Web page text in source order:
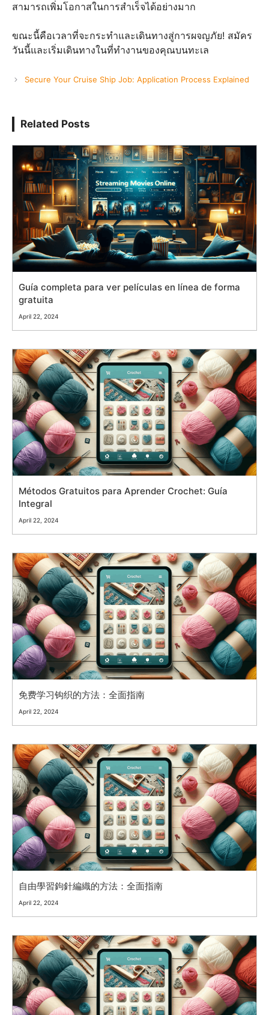
สามารถเพิ่มโอกาสในการสำเร็จได้อย่างมาก
ขณะนี้คือเวลาที่จะกระทำและเดินทางสู่การผจญภัย! สมัคร
วันนี้และเริ่มเดินทางในที่ทำงานของคุณบนทะเล
Secure Your Cruise Ship Job: Application Process Explained
Related Posts
Guía completa para ver películas en línea de forma
gratuita
April 22, 2024
Métodos Gratuitos para Aprender Crochet: Guía
Integral
April 22, 2024
免费学习钩织的方法：全面指南
April 22, 2024
自由學習鉤針編織的方法：全面指南
April 22, 2024